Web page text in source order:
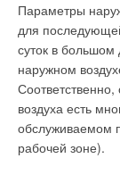
Параметры
для
суток в
наружном
Соответственно,
воздуха есть
обслуживаемом
рабочей зоне).